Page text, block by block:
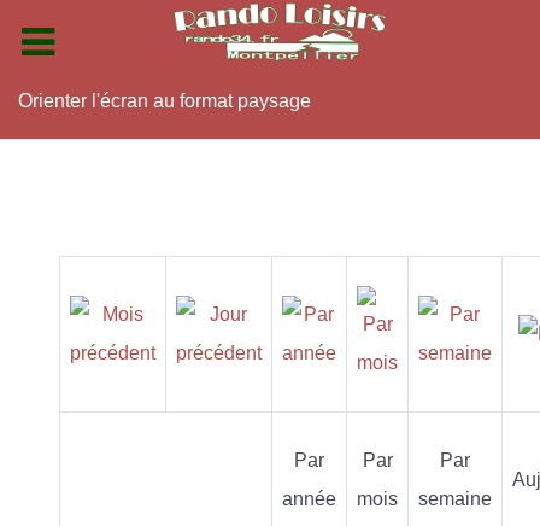
Orienter l'écran au format paysage
Par
année
Par
mois
Par
semaine